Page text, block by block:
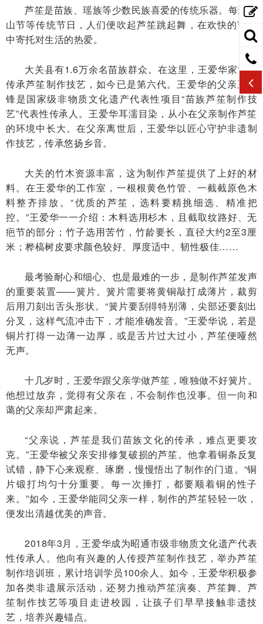
芦笙是苗族、瑶族等少数民族喜爱的传统乐器。每逢花
山节等传统节日，人们便吹起芦笙跳起舞，在欢快的节奏
中寄托对生活的热爱。
大关县有1.6万余名苗族群众。在这里，王爱华家世代
传承芦笙制作技艺，如今已是第六代。王爱华的父亲王杰
锋是国家级非物质文化遗产代表性项目“苗族芦笙制作技
艺”代表性传承人。王爱华耳濡目染，从小在父亲制作芦笙
的环境中长大。在父亲离世后，王爱华以匠心守护非遗制
作技艺，传承悠扬乡音。
大关的竹木资源丰富，这为制作芦笙提供了上好的材
料。在王爱华的工作室，一根根黄色竹管、一截截原色木
料整齐排放。“优质的芦笙，选料要精挑细选、精准把
控。”王爱华一一介绍：木料选用杉木，且截取纹路好、无
疤节的部分；竹子选用苦竹，竹龄要长，直径大约2至3厘
米；桦槁树皮要求颜色较好、厚度适中、韧性极佳……
最考验耐心和细心、也是最难的一步，是制作芦笙发声
的重要装置——簧片。簧片需要将黄铜敲打成薄片，裁剪
后用刀刻出舌头形状。“簧片要刮得特别薄，尖部还要刻出
分叉，这样气流冲击下，才能准确发音。”王爱华说，若是
铜片打得一边薄一边厚，或是舌片过大过小，芦笙便哑然
无声。
十几岁时，王爱华跟父亲学做芦笙，唯独做不好簧片。
他想过放弃，觉得有父亲在，不会制作也没事。但一向和
蔼的父亲却严肃起来。
“父亲说，芦笙是我们苗族文化的传承，难点更要攻
克。”王爱华被父亲安排修复破损的芦笙。他拿着铜条反复
试错，静下心来观察、琢磨，慢慢悟出了制作的门道。“铜
片锻打均匀十分重要。每一次捶打，都要顺着铜的性子
来。”如今，王爱华能同父亲一样，制作的芦笙轻轻一吹，
便发出清越优美的声音。
2018年3月，王爱华成为昭通市级非物质文化遗产代表
性传承人。他向有兴趣的人传授芦笙制作技艺，举办芦笙
制作培训班，累计培训学员100余人。如今，王爱华积极参
加各类非遗展示活动，还努力推动芦笙演奏、芦笙舞、芦
笙制作技艺等项目走进校园，让孩子们早早接触非遗技
艺，培养兴趣锚点。